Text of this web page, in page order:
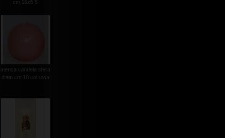
cm.16x5,5
mensa candela sfera
diam.cm.10 col.rosa